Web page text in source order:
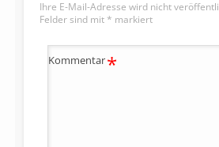
Ihre E-Mail-Adresse wird nicht
Felder sind mit * markiert
Kommentar*